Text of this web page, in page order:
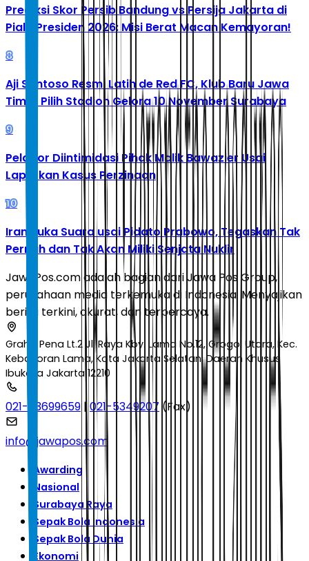
Prediksi Skor Persib Bandung vs Persija Jakarta di
Piala Presiden 2026: Misi Berat Macan Kemayoran!
8
Aji Santoso Resmi Latih de Red FC, Klub Baru Jawa
Timur Pilih Stadion Gelora 10 November Surabaya
9
Pelapor Diintimidasi Pihak Malik Bawazier Usai
Laporkan Kasus Perzinaan
10
Iran Buka Suara usai Pidato Prabowo, Tegaskan Tak
Pernah dan Tak Akan Miliki Senjata Nuklir
JawaPos.com adalah bagian dari Jawa Pos Group,
perusahaan media terkemuka di Indonesia. Menyajikan
berita terkini, akurat, dan terpercaya.
Graha Pena Lt.2 Jl. Raya Kby. Lama No.12, Grogol Utara, Kec.
Kebayoran Lama, Kota Jakarta Selatan, Daerah Khusus
Ibukota Jakarta 12210
021-53699659 |021-5349207 (Fax)
info@jawapos.com
Awarding
Nasional
Surabaya Raya
Sepak Bola Indonesia
Sepak Bola Dunia
Ekonomi